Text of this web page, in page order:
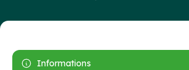
Informations